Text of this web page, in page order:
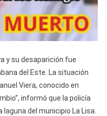
y su desaparición fue
del Este. La situación
Viera, conocido en
informó que la policía
del municipio La Lisa.